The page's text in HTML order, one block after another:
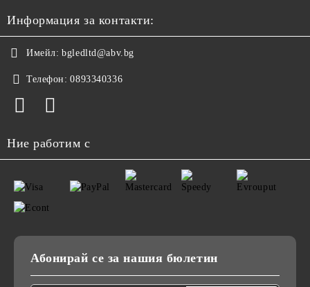
Информация за контакти:
Имейл: bgledltd@abv.bg
Телефон: 0893340336
Ние работим с
Абонирай се за нашия бюлетин